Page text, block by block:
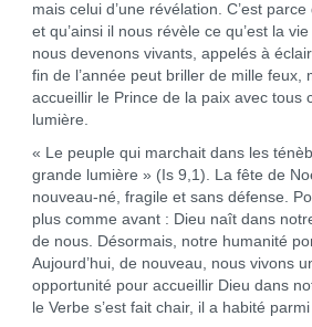
mais celui d’une révélation. C’est
et qu’ainsi il nous révèle ce qu’est la
nous devenons vivants, appelés à
fin de l’année peut briller de mille feux,
accueillir le Prince de la paix avec tous
lumière.
« Le peuple qui marchait dans les
grande lumière » (Is 9,1). La fête de
nouveau-né, fragile et sans défense.
plus comme avant : Dieu naît dans
de nous. Désormais, notre humanité
Aujourd’hui, de nouveau, nous vivons
opportunité pour accueillir Dieu dans
le Verbe s’est fait chair, il a habité